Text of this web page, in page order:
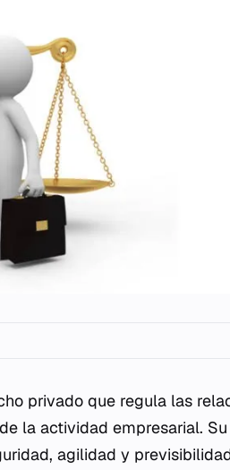
privado que regula las
la actividad empresarial.
agilidad y